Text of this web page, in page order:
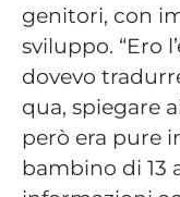
genitori, con
sviluppo. “Ero
dovevo
qua, spiegare
però era pure
bambino di 13